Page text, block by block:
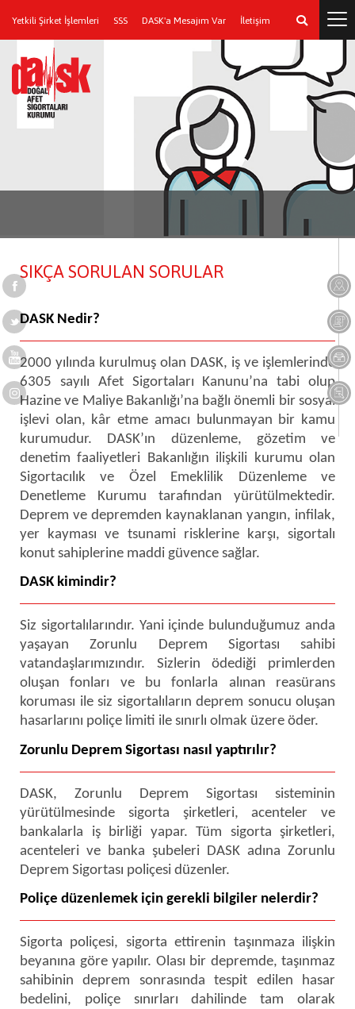
Yetkili Şirket İşlemleri SSS DASK'a Mesajım Var İletişim
SIKÇA SORULAN SORULAR
DASK Nedir?
2000 yılında kurulmuş olan DASK, iş ve işlemlerinde
6305 sayılı Afet Sigortaları Kanunu’na tabi olup
Hazine ve Maliye Bakanlığı’na bağlı önemli bir sosyal
işlevi olan, kâr etme amacı bulunmayan bir kamu
kurumudur. DASK’ın düzenleme, gözetim ve
denetim faaliyetleri Bakanlığın ilişkili kurumu olan
Sigortacılık ve Özel Emeklilik Düzenleme ve
Denetleme Kurumu tarafından yürütülmektedir.
Deprem ve depremden kaynaklanan yangın, infilak,
yer kayması ve tsunami risklerine karşı, sigortalı
konut sahiplerine maddi güvence sağlar.
DASK kimindir?
Siz sigortalılarındır. Yani içinde bulunduğumuz anda
yaşayan Zorunlu Deprem Sigortası sahibi
vatandaşlarımızındır. Sizlerin ödediği primlerden
oluşan fonları ve bu fonlarla alınan reasürans
koruması ile siz sigortalıların deprem sonucu oluşan
hasarlarını poliçe limiti ile sınırlı olmak üzere öder.
Zorunlu Deprem Sigortası nasıl yaptırılır?
DASK, Zorunlu Deprem Sigortası sisteminin
yürütülmesinde sigorta şirketleri, acenteler ve
bankalarla iş birliği yapar. Tüm sigorta şirketleri,
acenteleri ve banka şubeleri DASK adına Zorunlu
Deprem Sigortası poliçesi düzenler.
Poliçe düzenlemek için gerekli bilgiler nelerdir?
Sigorta poliçesi, sigorta ettirenin taşınmaza ilişkin
beyanına göre yapılır. Olası bir depremde, taşınmaz
sahibinin deprem sonrasında tespit edilen hasar
bedelini, poliçe sınırları dahilinde tam olarak